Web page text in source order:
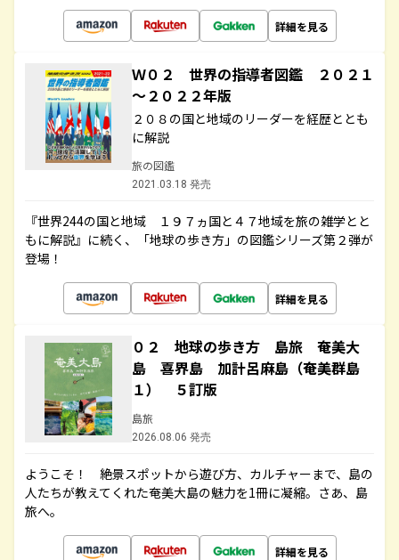
詳細を見る
Ｗ０２ 世界の指導者図鑑 ２０２１
～２０２２年版
２０８の国と地域のリーダーを経歴ととも
に解説
旅の図鑑
2021.03.18 発売
『世界244の国と地域 １９７ヵ国と４７地域を旅の雑学とと
もに解説』に続く、「地球の歩き方」の図鑑シリーズ第２弾が
登場！
詳細を見る
０２ 地球の歩き方 島旅 奄美大
島 喜界島 加計呂麻島（奄美群島
１） ５訂版
島旅
2026.08.06 発売
ようこそ！ 絶景スポットから遊び方、カルチャーまで、島の
人たちが教えてくれた奄美大島の魅力を1冊に凝縮。さあ、島
旅へ。
詳細を見る